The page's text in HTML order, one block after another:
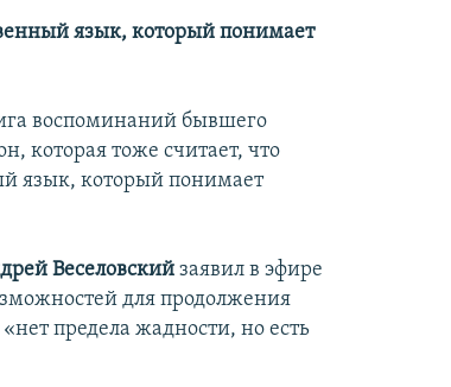
язык, который понимает
воспоминаний бывшего
которая тоже считает, что
язык, который понимает
Веселовский заявил в эфире
для продолжения
предела жадности, но есть